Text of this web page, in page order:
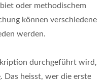
oder methodischem
können verschiedene
werden.
durchgeführt wird,
. Das heisst, wer die erste